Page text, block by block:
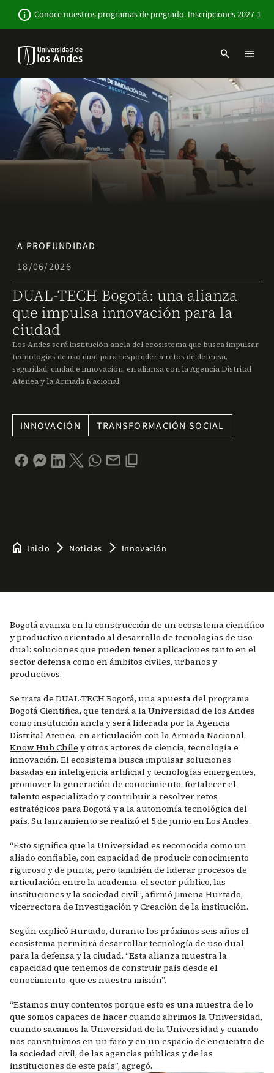
contenido
info Conoce nuestros programas de pregrado. Inscripciones 2027-1
Navbar
-
Sitio
Institucional
search menu
A PROFUNDIDAD
18/06/2026
DUAL-TECH Bogotá: una alianza
que impulsa innovación para la
ciudad
Los Andes será institución ancla del ecosistema que busca impulsar
tecnologías de uso dual para responder a retos de defensa,
seguridad, ciudad e innovación, en alianza con la Agencia Distrital
Atenea y la Armada Nacional.
INNOVACIÓN TRANSFORMACIÓN SOCIAL
home Inicio arrow_forward_ios Noticias arrow_forward_ios Innovación
Bogotá avanza en la construcción de un ecosistema científico
y productivo orientado al desarrollo de tecnologías de uso
dual: soluciones que pueden tener aplicaciones tanto en el
sector defensa como en ámbitos civiles, urbanos y
productivos.
Se trata de DUAL-TECH Bogotá, una apuesta del programa
Bogotá Científica, que tendrá a la Universidad de los Andes
como institución ancla y será liderada por laAgencia
Distrital Atenea, en articulación con laArmada Nacional,
Know Hub Chile y otros actores de ciencia, tecnología e
innovación. El ecosistema busca impulsar soluciones
basadas en inteligencia artificial y tecnologías emergentes,
promover la generación de conocimiento, fortalecer el
talento especializado y contribuir a resolver retos
estratégicos para Bogotá y a la autonomía tecnológica del
país. Su lanzamiento se realizó el 5 de junio en Los Andes.
“Esto significa que la Universidad es reconocida como un
aliado confiable, con capacidad de producir conocimiento
riguroso y de punta, pero también de liderar procesos de
articulación entre la academia, el sector público, las
instituciones y la sociedad civil”, afirmó Jimena Hurtado,
vicerrectora de Investigación y Creación de la institución.
Según explicó Hurtado, durante los próximos seis años el
ecosistema permitirá desarrollar tecnología de uso dual
para la defensa y la ciudad. “Esta alianza muestra la
capacidad que tenemos de construir país desde el
conocimiento, que es nuestra misión”.
“Estamos muy contentos porque esto es una muestra de lo
que somos capaces de hacer cuando abrimos la Universidad,
cuando sacamos la Universidad de la Universidad y cuando
nos constituimos en un faro y en un espacio de encuentro de
la sociedad civil, de las agencias públicas y de las
instituciones de este país”, agregó.